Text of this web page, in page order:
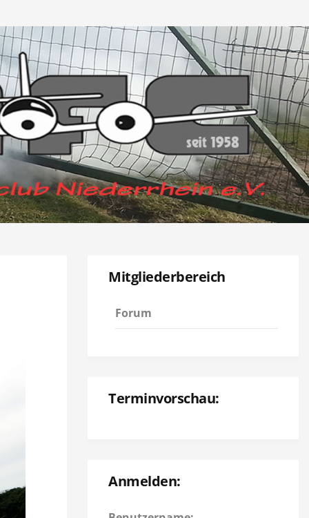
Mitgliederbereich
Forum
Terminvorschau:
Anmelden: